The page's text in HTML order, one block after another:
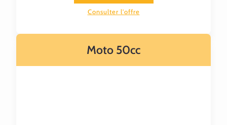
Consulter l'offre
Moto 50cc